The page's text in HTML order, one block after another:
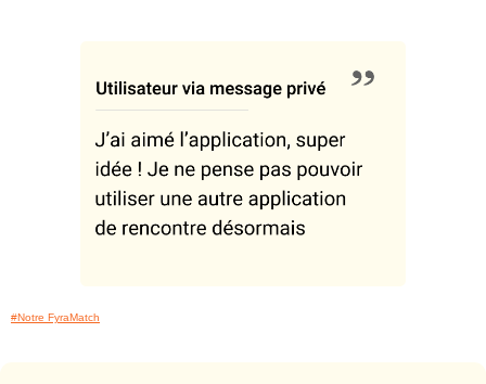
#Notre FyraMatch